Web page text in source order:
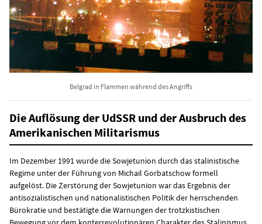
Belgrad in Flammen während des Angriffs
Die Auflösung der UdSSR und der Ausbruch des
Amerikanischen Militarismus
Im Dezember 1991 wurde die Sowjetunion durch das stalinistische
Regime unter der Führung von Michail Gorbatschow formell
aufgelöst. Die Zerstörung der Sowjetunion war das Ergebnis der
antisozialistischen und nationalistischen Politik der herrschenden
Bürokratie und bestätigte die Warnungen der trotzkistischen